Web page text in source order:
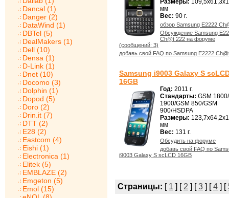
Dancal (1)
Danger (2)
DataWind (1)
DBTel (5)
DealMakers (1)
Dell (10)
Densa (1)
D-Link (1)
Dnet (10)
Docomo (3)
Dolphin (1)
Dopod (5)
Doro (2)
Drin.it (7)
DTT (2)
E28 (2)
Eastcom (4)
Eishi (1)
Electronica (1)
Elitek (5)
EMBLAZE (2)
Emgeton (5)
Emol (15)
Размеры:
мм
Вес: 90 г.
обзор Samsung E2222
Обсуждение Samsung
Ch@t 222 на форуме
(сообщений: 3)
добавь свой FAQ по Samsung E2222
Samsung i9003 Galaxy S
16GB
Год: 2011 г.
Стандарты: GSM
1900/GSM 850/GSM
900/HSDPA
Размеры:
мм
Вес: 131 г.
Обсудить на форуме
добавь свой FAQ по
i9003 Galaxy S scLCD 16GB
Страницы: [ 1 ] [ 2 ] [3 ] [4 ] [